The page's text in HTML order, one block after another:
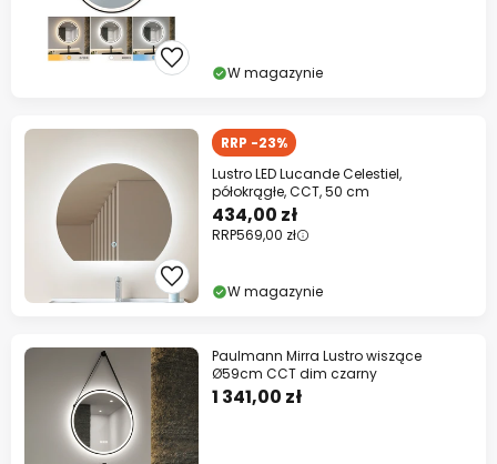
W magazynie
RRP -23%
Lustro LED Lucande Celestiel,
półokrągłe, CCT, 50 cm
434,00 zł
RRP569,00 zł
W magazynie
Paulmann Mirra Lustro wiszące
Ø59cm CCT dim czarny
1 341,00 zł